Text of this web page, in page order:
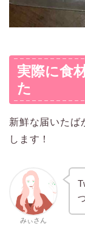
実際に食
た
新鮮な届いたば
します！
みぃさん